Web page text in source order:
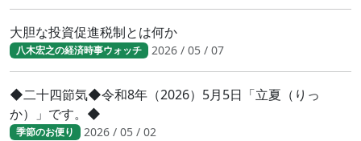
大胆な投資促進税制とは何か
八木宏之の経済時事ウォッチ 2026 / 05 / 07
◆二十四節気◆令和8年（2026）5月5日「立夏（りっ
か）」です。◆
季節のお便り 2026 / 05 / 02